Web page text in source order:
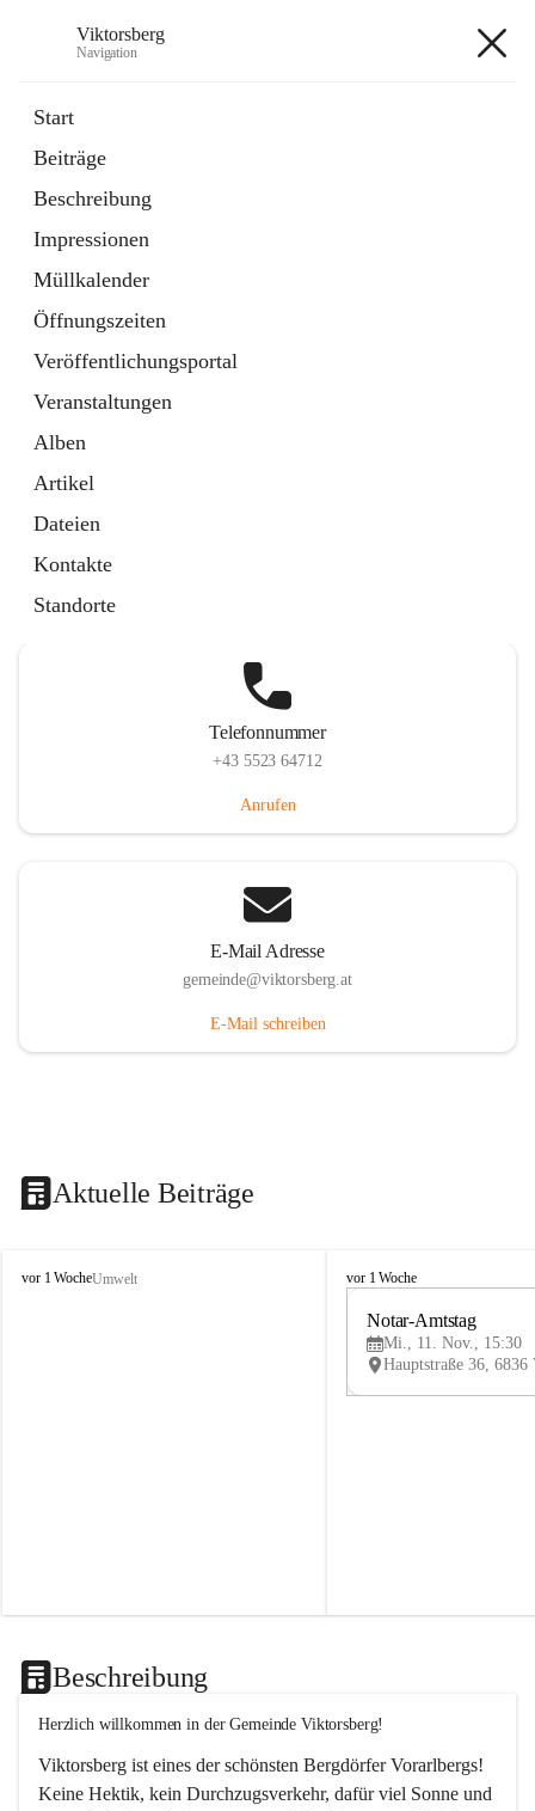
Viktorsberg
Navigation
Start
Beiträge
Beschreibung
Impressionen
Müllkalender
Öffnungszeiten
Veröffentlichungsportal
Veranstaltungen
Alben
Artikel
Dateien
Kontakte
Standorte
1 Schnellzugriff
Bürgerservice
10 Schnellzugriffe
Telefonnummer
+43 5523 64712
Anrufen
E-Mail Adresse
gemeinde@viktorsberg.at
E-Mail schreiben
Aktuelle Beiträge
V
vor 1 WocheUmwelt
V
vor 1 Woche
Notar-Amtstag
Mi., 11. Nov., 15:30
Beschreibung
Herzlich willkommen in der Gemeinde Viktorsberg!
Viktorsberg ist eines der schönsten Bergdörfer Vorarlbergs!
Keine Hektik, kein Durchzugsverkehr, dafür viel Sonne und